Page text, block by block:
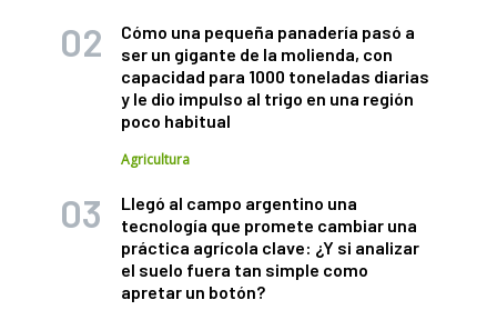
Cómo una pequeña panadería pasó a
ser un gigante de la molienda, con
capacidad para 1000 toneladas diarias
y le dio impulso al trigo en una región
poco habitual
Agricultura
Llegó al campo argentino una
tecnología que promete cambiar una
práctica agrícola clave: ¿Y si analizar
el suelo fuera tan simple como
apretar un botón?